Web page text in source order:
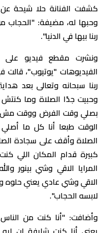
كشفت الفنانة حلا شيحة عن
وحبها له، مضيفة: "الحجاب
ربنا بيها في الدنيا".
ونشرت مقطع فيديو على
الفيديوهات "يوتيوب"، قالت
ربنا سبحانه وتعالى بعد
وحبيت جدًا الصلاة وما
بصلي وقت الفرض ووقت
الوقت طبعا أنا كل ما
الصلاة وأقف على سجادة
كبيرة قدام المكان
المرايا الاقي وشي بينور
الاقي وشي عادي يعني
لابسه الحجاب".
وأضافت: "أنا كنت من